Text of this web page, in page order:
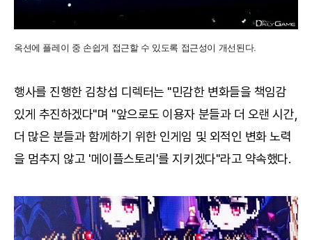
옥션에 플레이 중 손쉽게 접근할 수 있도록 접근성이 개선된다.
행사를 진행한 김창섭 디렉터는 "민감한 변화들을 책임감
있게 추진하겠다"며 "앞으로도 이용자 분들과 더 오랜 시간,
더 많은 분들과 함께하기 위한 인게임 및 외적인 변화 노력
을 멈추지 않고 '메이플스토리'를 지키겠다"라고 약속했다.